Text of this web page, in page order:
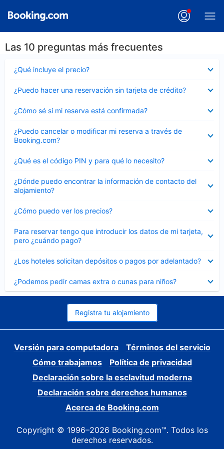
Las 10 preguntas más frecuentes
¿Qué incluye el precio?
cerrado
¿Puedo hacer una reservación sin tarjeta de crédito?
cerrado
¿Cómo sé si mi reserva está confirmada?
cerrado
¿Puedo cancelar o modificar mi reserva a través de
Booking.com?
cerrado
¿Qué es el código PIN y para qué lo necesito?
cerrado
¿Dónde puedo encontrar la información de contacto del
alojamiento?
cerrado
¿Cómo puedo ver los precios?
cerrado
Para reservar tengo que introducir los datos de mi tarjeta,
pero ¿cuándo pago?
cerrado
¿Los hoteles solicitan depósitos o pagos por adelantado?
cerrado
¿Podemos pedir camas extra o cunas para niños?
cerrado
Registra tu alojamiento
Versión para computadora
Términos del servicio
Cómo trabajamos
Política de privacidad
Declaración sobre la esclavitud moderna
Declaración sobre derechos humanos
Acerca de Booking.com
Copyright © 1996–2026 Booking.com™. Todos los
derechos reservados.